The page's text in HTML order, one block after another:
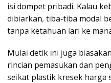
isi dompet pribadi. Kalau
dibiarkan, tiba-tiba modal
tanpa ketahuan lari ke
Mulai detik ini juga
rincian pemasukan dan
seikat plastik kresek harga